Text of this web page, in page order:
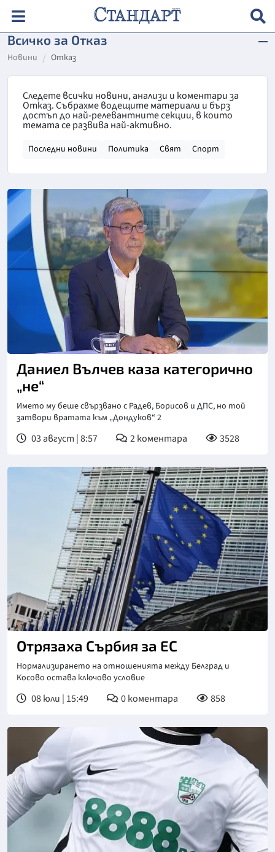
Всичко за Отказ
Новини Отказ
Следете всички новини, анализи и коментари за
Отказ. Събрахме водещите материали и бърз
достъп до най-релевантните секции, в които
темата се развива най-активно.
Последни новини Политика Свят Спорт
Снимка: БНТ
Даниел Вълчев каза категорично
„не“
Името му беше свързвано с Радев, Борисов и ДПС, но той
затвори вратата към „Дондуков“ 2
03 август | 8:57 2коментара 3528
Снимка: АП/БТА
Отрязаха Сърбия за ЕС
Нормализирането на отношенията между Белград и
Косово остава ключово условие
08 юли | 15:49 0коментара 858